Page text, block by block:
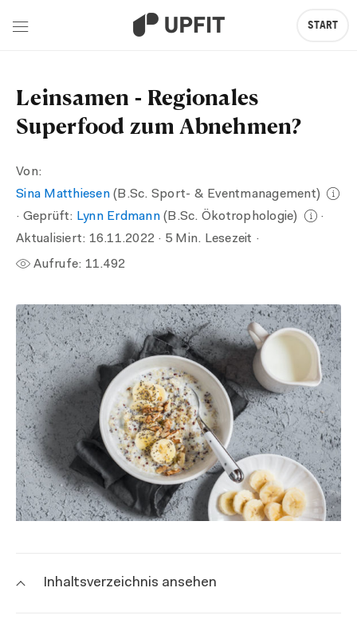
Leinsamen - Regionales
Superfood zum Abnehmen?
Von:
Sina Matthiesen(B.Sc. Sport- & Eventmanagement)
· Geprüft: Lynn Erdmann(B.Sc. Ökotrophologie)
·
Aktualisiert: 16.11.2022 · 5 Min. Lesezeit ·
Aufrufe: 11.492
Inhaltsverzeichnis ansehen
START